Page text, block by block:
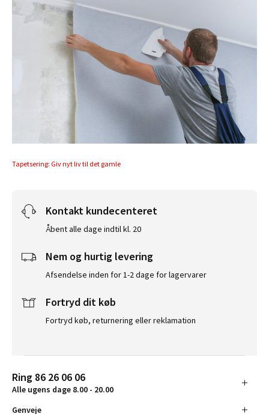
Tapetsering: Giv nyt liv til det gamle
Kontakt kundecenteret
Åbent alle dage indtil kl. 20
Nem og hurtig levering
Afsendelse inden for 1-2 dage for lagervarer
Fortryd dit køb
Fortryd køb, returnering eller reklamation
Ring 86 26 06 06
Alle ugens dage 8.00 - 20.00
Genveje